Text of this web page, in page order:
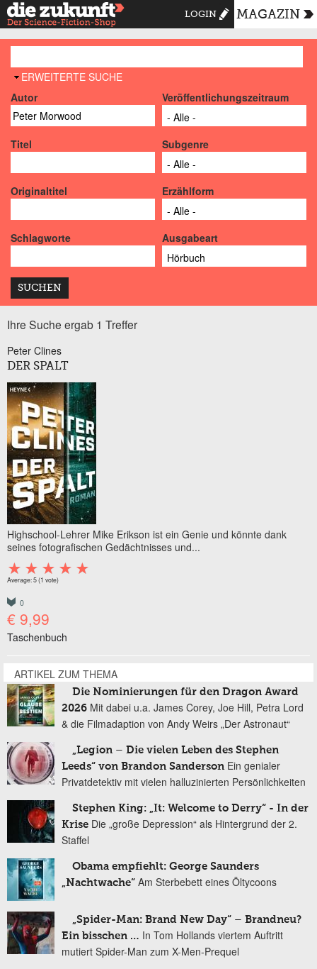
LOGIN MAGAZIN
AUSBLENDEN
ERWEITERTE SUCHE
Autor
Veröffentlichungszeitraum
Titel Subgenre
Originaltitel Erzählform
Schlagworte Ausgabeart
Ihre Suche ergab 1 Treffer
Peter Clines
DER SPALT
Highschool-Lehrer Mike Erikson ist ein Genie und könnte dank
seines fotografischen Gedächtnisses und...
Average:5(1 vote)
0
€ 9,99
Taschenbuch
ARTIKEL ZUM THEMA
Die Nominierungen für den Dragon Award
2026 Mit dabei u.a. James Corey, Joe Hill, Petra Lord
& die Filmadaption von Andy Weirs „Der Astronaut“
„Legion – Die vielen Leben des Stephen
Leeds“ von Brandon Sanderson Ein genialer
Privatdetektiv mit vielen halluzinierten Persönlichkeiten
Stephen King: „It: Welcome to Derry“ - In der
Krise Die „große Depression“ als Hintergrund der 2.
Staffel
Obama empfiehlt: George Saunders
„Nachtwache“ Am Sterbebett eines Öltycoons
„Spider-Man: Brand New Day“ – Brandneu?
Ein bisschen … In Tom Hollands viertem Auftritt
mutiert Spider-Man zum X-Men-Prequel